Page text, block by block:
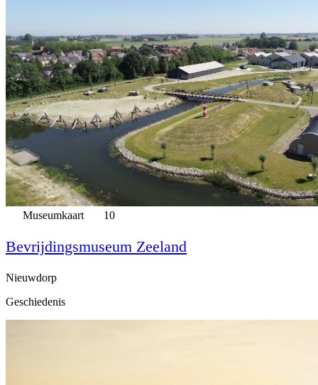
Museumkaart 10
Bevrijdingsmuseum Zeeland
Nieuwdorp
Geschiedenis